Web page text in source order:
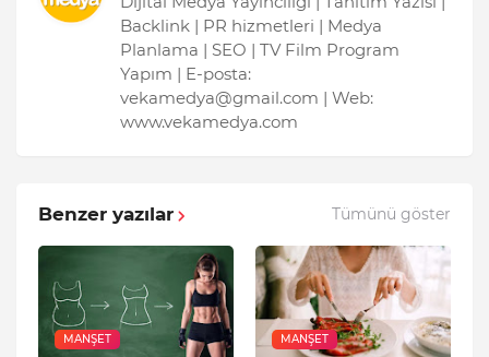
Backlink | PR hizmetleri | Medya
Planlama | SEO | TV Film Program
Yapım | E-posta:
vekamedya@gmail.com | Web:
www.vekamedya.com
Benzer yazılar Tümünü göster
MANŞET MANŞET